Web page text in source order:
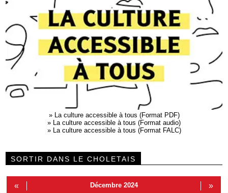
»
La culture accessible à tous (Format PDF)
»
La culture accessible à tous (Format audio)
»
La culture accessible à tous (Format FALC)
SORTIR DANS LE CHOLETAIS
« Décembre 2024 »